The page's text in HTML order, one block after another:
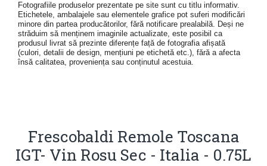
Fotografiile produselor prezentate pe site sunt cu titlu informativ.
Etichetele, ambalajele sau elementele grafice pot suferi modificări
minore din partea producătorilor, fără notificare prealabilă. Deși ne
străduim să menținem imaginile actualizate, este posibil ca
produsul livrat să prezinte diferențe față de fotografia afișată
(culori, detalii de design, mențiuni pe etichetă etc.), fără a afecta
însă calitatea, proveniența sau conținutul acestuia.
Frescobaldi Remole Toscana
IGT- Vin Rosu Sec - Italia - 0.75L